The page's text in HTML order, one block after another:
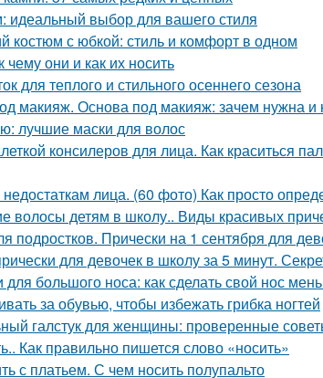
идеальный выбор для вашего стиля
костюм с юбкой: стиль и комфорт в одном
они и как их носить
для теплого и стильного осеннего сезона
макияж. Основа под макияж: зачем нужна и
лучшие маски для волос
консилеров для лица. Как краситься
лица. (60 фото) Как просто
волосы детям в школу.. Виды красивых
подростков. Прически на 1 сентября для
для девочек в школу за 5 минут.
большого носа: как сделать свой нос
за обувью, чтобы избежать грибка ногтей
галстук для женщины: проверенные
Как правильно пишется слово «носить»
с платьем. С чем носить полупальто